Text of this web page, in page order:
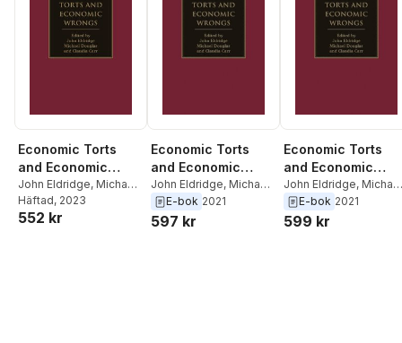
Economic Torts
and Economic
Wrongs
John Eldridge, Michael
Douglas,Claudia Carr
Häftad, 2023
552 kr
Economic Torts
and Economic
Wrongs
John Eldridge, Michael
Douglas, Claudia Carr
E-bok 2021
597 kr
Economic Torts
and Economic
Wrongs
John Eldridge, Michael
Douglas, Claudia Carr
E-bok 2021
599 kr